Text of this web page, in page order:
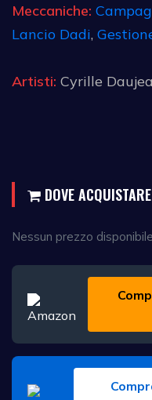
Meccaniche:
Lancio Dadi,
Artisti: Cyrille
DOVE ACQUISTARE
Nessun prezzo